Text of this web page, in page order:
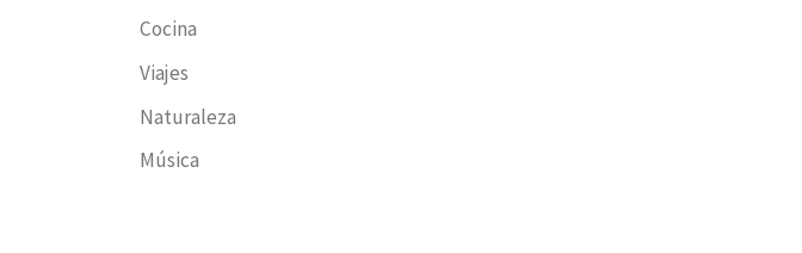
Cocina
Viajes
Naturaleza
Música